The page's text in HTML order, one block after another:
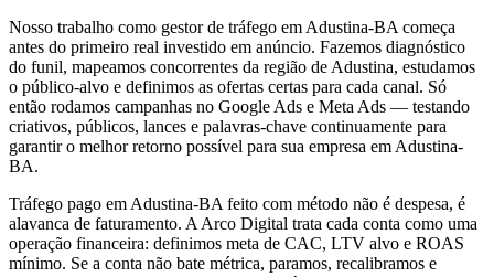
Nosso trabalho como gestor de tráfego em Adustina-BA começa
antes do primeiro real investido em anúncio. Fazemos diagnóstico
do funil, mapeamos concorrentes da região de Adustina, estudamos
o público-alvo e definimos as ofertas certas para cada canal. Só
então rodamos campanhas no Google Ads e Meta Ads — testando
criativos, públicos, lances e palavras-chave continuamente para
garantir o melhor retorno possível para sua empresa em Adustina-
BA.
Tráfego pago em Adustina-BA feito com método não é despesa, é
alavanca de faturamento. A Arco Digital trata cada conta como uma
operação financeira: definimos meta de CAC, LTV alvo e ROAS
mínimo. Se a conta não bate métrica, paramos, recalibramos e